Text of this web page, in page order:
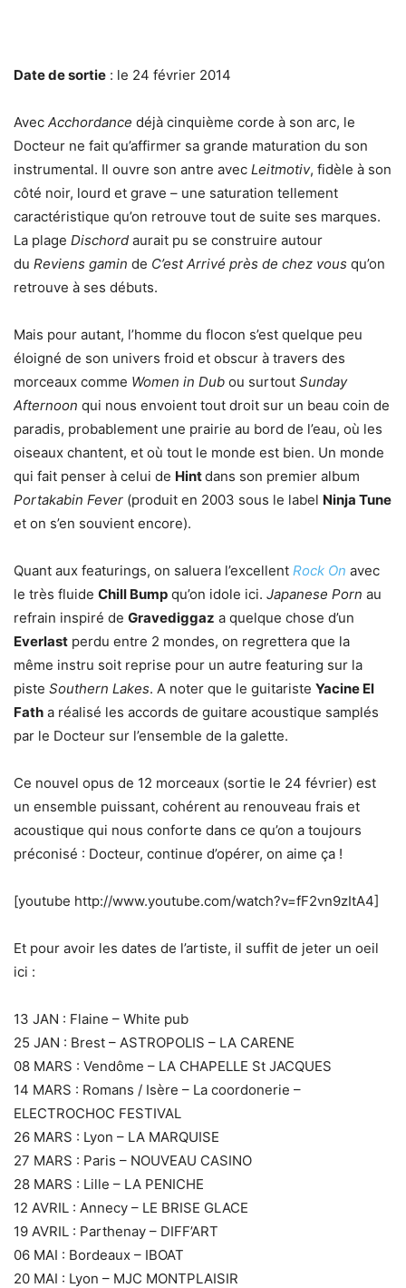
Date de sortie : le 24 février 2014
Avec Acchordance déjà cinquième corde à son arc, le
Docteur ne fait qu’affirmer sa grande maturation du son
instrumental. Il ouvre son antre avec Leitmotiv, fidèle à son
côté noir, lourd et grave – une saturation tellement
caractéristique qu’on retrouve tout de suite ses marques.
La plage Dischord aurait pu se construire autour
du Reviens gamin de C’est Arrivé près de chez vous qu’on
retrouve à ses débuts.
Mais pour autant, l’homme du flocon s’est quelque peu
éloigné de son univers froid et obscur à travers des
morceaux comme Women in Dub ou surtout Sunday
Afternoon qui nous envoient tout droit sur un beau coin de
paradis, probablement une prairie au bord de l’eau, où les
oiseaux chantent, et où tout le monde est bien. Un monde
qui fait penser à celui de Hintdans son premier album
Portakabin Fever (produit en 2003 sous le label Ninja Tune
et on s’en souvient encore).
Quant aux featurings, on saluera l’excellent Rock On avec
le très fluide Chill Bump qu’on idole ici. Japanese Porn au
refrain inspiré de Gravediggaz a quelque chose d’un
Everlast perdu entre 2 mondes, on regrettera que la
même instru soit reprise pour un autre featuring sur la
piste Southern Lakes. A noter que le guitariste Yacine El
Fath a réalisé les accords de guitare acoustique samplés
par le Docteur sur l’ensemble de la galette.
Ce nouvel opus de 12 morceaux (sortie le 24 février) est
un ensemble puissant, cohérent au renouveau frais et
acoustique qui nous conforte dans ce qu’on a toujours
préconisé : Docteur, continue d’opérer, on aime ça !
[youtube http://www.youtube.com/watch?v=fF2vn9zItA4]
Et pour avoir les dates de l’artiste, il suffit de jeter un oeil
ici :
13 JAN : Flaine – White pub
25 JAN : Brest – ASTROPOLIS – LA CARENE
08 MARS : Vendôme – LA CHAPELLE St JACQUES
14 MARS : Romans / Isère – La coordonerie –
ELECTROCHOC FESTIVAL
26 MARS : Lyon – LA MARQUISE
27 MARS : Paris – NOUVEAU CASINO
28 MARS : Lille – LA PENICHE
12 AVRIL : Annecy – LE BRISE GLACE
19 AVRIL : Parthenay – DIFF’ART
06 MAI : Bordeaux – IBOAT
20 MAI : Lyon – MJC MONTPLAISIR